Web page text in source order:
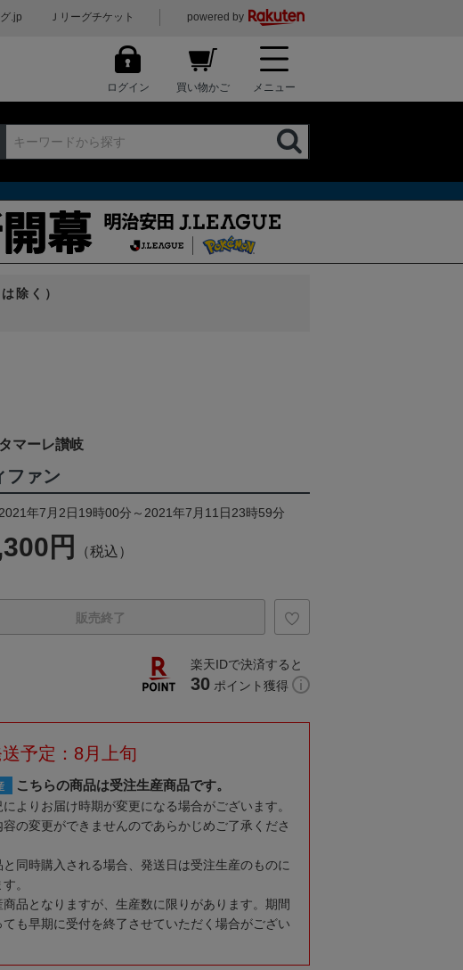
.jp Ｊリーグチケット powered by
ログイン 買い物かご メニュー
除く）
マーレ讃岐
ファン
年7月2日19時00分～2021年7月11日23時59分
円 （税込）
販売終了
楽天IDで決済すると
30 ポイント獲得
予定：8月上旬
こちらの商品は受注生産商品です。
よりお届け時期が変更になる場合がございます。
容の変更ができませんのであらかじめご了承くださ
と同時購入される場合、発送日は受注生産のものに
。
商品となりますが、生産数に限りがあります。期間
ても早期に受付を終了させていただく場合がござい